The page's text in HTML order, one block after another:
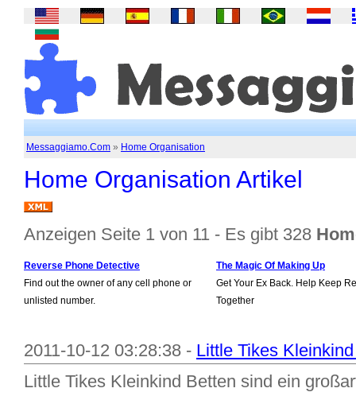
Messaggiamo.Com » Home Organisation
Home Organisation Artikel
Anzeigen Seite 1 von 11 - Es gibt 328
Reverse Phone Detective
Find out the owner of any cell phone or
unlisted number.
The Magic Of Making Up
Get Your Ex Back. Help Keep
Together
2011-10-12 03:28:38 - Little Tikes
Little Tikes Kleinkind Betten sind ein